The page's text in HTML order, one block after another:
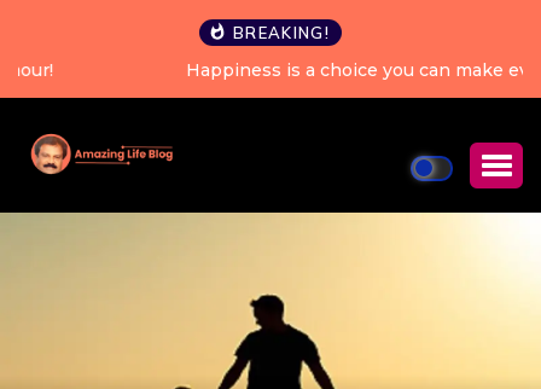
BREAKING!
Happiness is a choice you can make every single day.